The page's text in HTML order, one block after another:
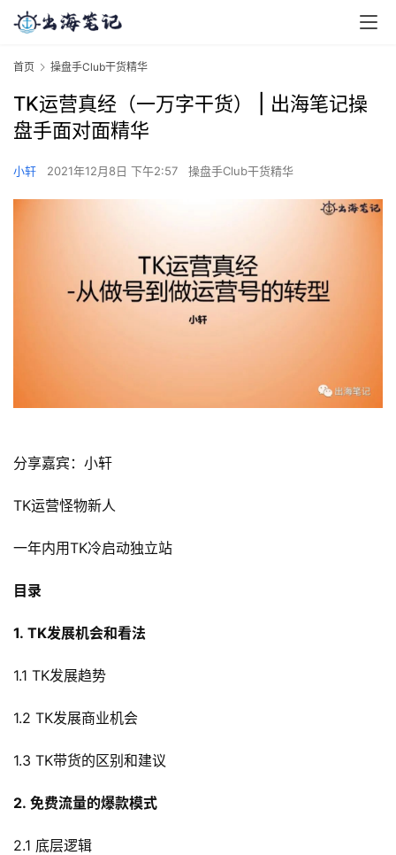
首页 操盘手Club干货精华
TK运营真经（一万字干货） | 出海笔记操
盘手面对面精华
小轩 2021年12月8日 下午2:57 操盘手Club干货精华
分享嘉宾：小轩
TK运营怪物新人
一年内用TK冷启动独立站
目录
1. TK发展机会和看法
1.1 TK发展趋势
1.2 TK发展商业机会
1.3 TK带货的区别和建议
2. 免费流量的爆款模式
2.1 底层逻辑